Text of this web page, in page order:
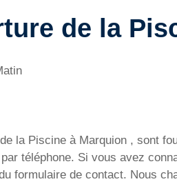
de la
la Piscine à Marquion , sont
téléphone. Si vous avez
formulaire de contact. Nous